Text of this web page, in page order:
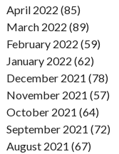
April 2022 (85)
March 2022 (89)
February 2022 (59)
January 2022 (62)
December 2021 (78)
November 2021 (57)
October 2021 (64)
September 2021 (72)
August 2021 (67)